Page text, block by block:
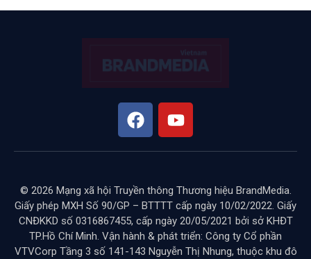
© 2026 Mạng xã hội Truyền thông Thương hiệu BrandMedia.
Giấy phép MXH Số 90/GP – BTTTT cấp ngày 10/02/2022. Giấy
CNĐKKD số 0316867455, cấp ngày 20/05/2021 bởi sở KHĐT
TP.Hồ Chí Minh. Vận hành & phát triển: Công ty Cổ phần
VTVCorp Tầng 3 số 141-143 Nguyễn Thị Nhung, thuộc khu đô